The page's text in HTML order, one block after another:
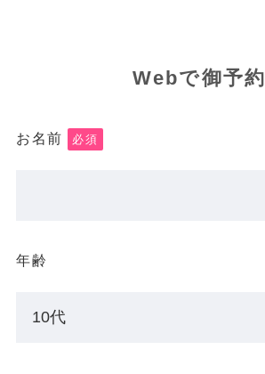
Webで御予約
お名前 必須
年齢